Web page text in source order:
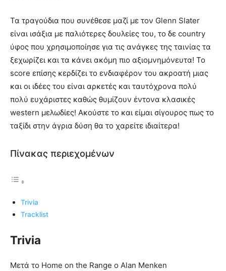
Τα τραγούδια που συνέθεσε μαζί με τον Glenn Slater
είναι ισάξια με παλιότερες δουλείες του, το δε country
ύφος που χρησιμοποίησε για τις ανάγκες της ταινίας τα
ξεχωρίζει και τα κάνει ακόμη πιο αξιομνημόνευτα! Το
score επίσης κερδίζει το ενδιαφέρον του ακροατή μιας
και οι ιδέες του είναι αρκετές και ταυτόχρονα πολύ
πολύ ευχάριστες καθώς θυμίζουν έντονα κλασικές
western μελωδίες! Ακούστε το και είμαι σίγουρος πως το
ταξίδι στην άγρια δύση θα το χαρείτε ιδιαίτερα!
Πίνακας περιεχομένων
Trivia
Tracklist
Trivia
Μετά το Home on the Range o Alan Menken